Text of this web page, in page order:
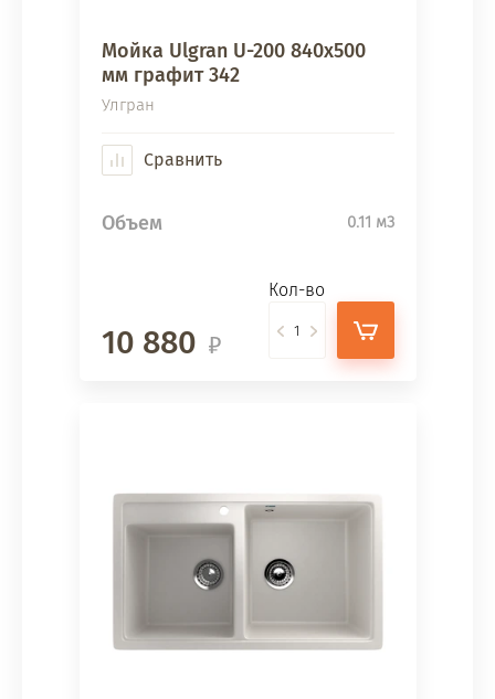
Мойка Ulgran U-200 840х500
мм графит 342
Улгран
Сравнить
Объем 0.11 м3
10 880
Кол-во